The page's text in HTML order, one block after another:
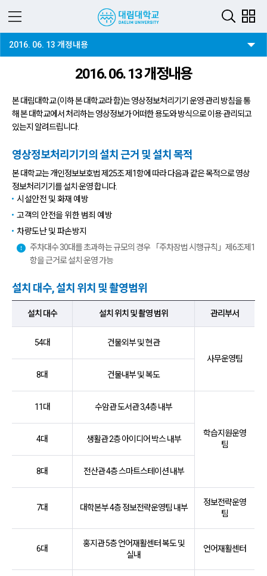
2016. 06. 13 개정내용
2016. 06. 13 개정내용
본 대림대학교 (이하 본 대학교라 함)는 영상정보처리기기 운영·관리 방침을 통
해 본 대학교에서 처리하는 영상정보가 어떠한 용도와 방식으로 이용·관리되고
있는지 알려드립니다.
영상정보처리기기의 설치 근거 및 설치 목적
본 대학교는 개인정보보호법 제25조 제1항에 따라 다음과 같은 목적으로 영상
정보처리기기를 설치·운영 합니다.
시설안전 및 화재 예방
고객의 안전을 위한 범죄 예방
차량도난 및 파손방지
주차대수 30대를 초과하는 규모의 경우 「주차장법 시행규칙」제6조제1
항을 근거로 설치·운영 가능
설치 대수, 설치 위치 및 촬영범위
설치 대수 설치 위치 및 촬영 범위 관리부서
54대
건물외부 및 현관
사무운영팀
8대
건물내부 및 복도
11대 수암관 도서관 3,4층 내부
학습지원운영
팀
4대 생활관 2층 아이디어 박스 내부
8대 전산관 4층 스마트스테이션 내부
7대 대학본부 4층 정보전략운영팀 내부
정보전략운영
팀
6대
홍지관 5층 언어재활센터 복도 및
실내
언어재활센터